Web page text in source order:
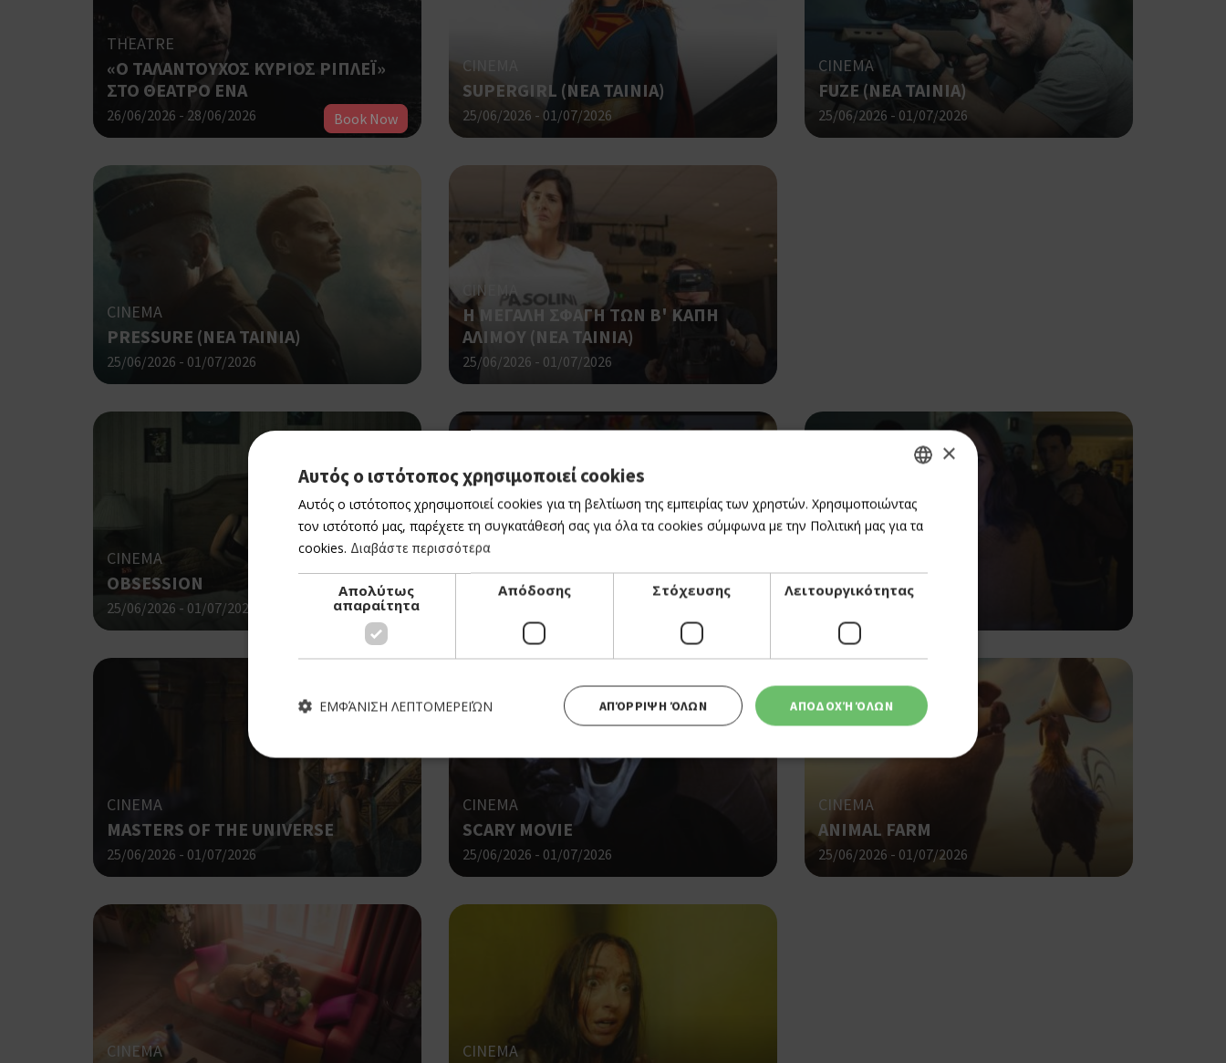
THEATRE
«Ο ΤΑΛΑΝΤΟΥΧΟΣ ΚΥΡΙΟΣ ΡΙΠΛΕΪ»
ΣΤΟ ΘΕΑΤΡΟ ΕΝΑ
26/06/2026 - 28/06/2026 Book Now
CINEMA
SUPERGIRL (NΕΑ ΤΑΙΝΙΑ)
25/06/2026 - 01/07/2026
CINEMA
FUZE (NΕΑ ΤΑΙΝΙΑ)
25/06/2026 - 01/07/2026
CINEMA
PRESSURE (ΝΕΑ ΤΑΙΝΙΑ)
25/06/2026 - 01/07/2026
CINEMA
Η ΜΕΓΑΛΗ ΣΦΑΓΗ ΤΩΝ Β' ΚΑΠΗ
ΑΛΙΜΟΥ (NΕΑ ΤΑΙΝΙΑ)
25/06/2026 - 01/07/2026
CINEMA
OBSESSION
25/06/2026 - 01/07/2026
CINEMA
TOY STORY 5 DISCLOSURE DAY
CINEMA
MASTERS OF THE UNIVERSE
25/06/2026 - 01/07/2026
CINEMA
SCARY MOVIE
25/06/2026 - 01/07/2026
CINEMA
ANIMAL FARM
25/06/2026 - 01/07/2026
CINEMA CINEMA
GREEK
ENGLISH
×
Αυτός ο ιστότοπος χρησιμοποιεί cookies
Αυτός ο ιστότοπος χρησιμοποιεί cookies για τη βελτίωση της εμπειρίας των χρηστών. Χρησιμοποιώντας
τον ιστότοπό μας, παρέχετε τη συγκατάθεσή σας για όλα τα cookies σύμφωνα με την Πολιτική μας για τα
cookies. Διαβάστε περισσότερα
Απολύτως
απαραίτητα
Απόδοσης Στόχευσης Λειτουργικότητας
ΑΠΟΔΟΧΉ ΌΛΩΝ
ΑΠΌΡΡΙΨΗ ΌΛΩΝ
ΕΜΦΆΝΙΣΗ ΛΕΠΤΟΜΕΡΕΙΏΝ
Απόδοσης
Τα απολύτως απαραίτητα cookies επιτρέπουν βασικές λειτουργίες του ιστότοπου, όπως τη σύνδεση χρήστη και τη διαχείριση λογαριασμού. Ο
Ονοματεπώνυμο Προμηθευτής Λήξη Περιγραφή
G_ENABLED_IDPS
Google LLC
Χρησιμοποιήθηκε για σύνδεση στο Google
PHPSESSID
βασίζονται στη γλώσσα PHP. Πρόκειται για ένα
αναγνωριστικό γενικού σκοπού που
χρησιμοποιείται για τη διατήρηση μεταβλητών
περιόδου λειτουργίας χρήστη. Συνήθως είναι